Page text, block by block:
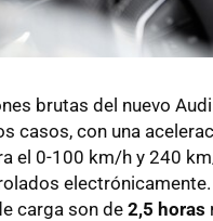
brutas del nuevo Audi
casos, con una
el 0-100 km/h y 240
carga son de2,5 horas